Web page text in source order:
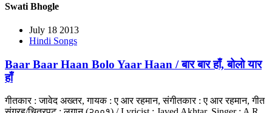
Swati Bhogle
July 18 2013
Hindi Songs
Baar Baar Haan Bolo Yaar Haan / बार बार हाँ, बोलो यार
हाँ
गीतकार : जावेद अख्तर, गायक : ए आर रहमान, संगीतकार : ए आर रहमान, गीत